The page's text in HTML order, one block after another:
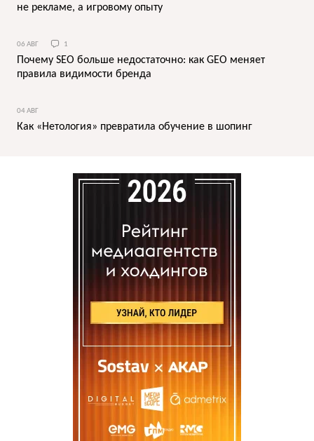
не рекламе, а игровому опыту
06 АВГ 1
Почему SEO больше недостаточно: как GEO меняет
правила видимости бренда
04 АВГ
Как «Нетология» превратила обучение в шопинг